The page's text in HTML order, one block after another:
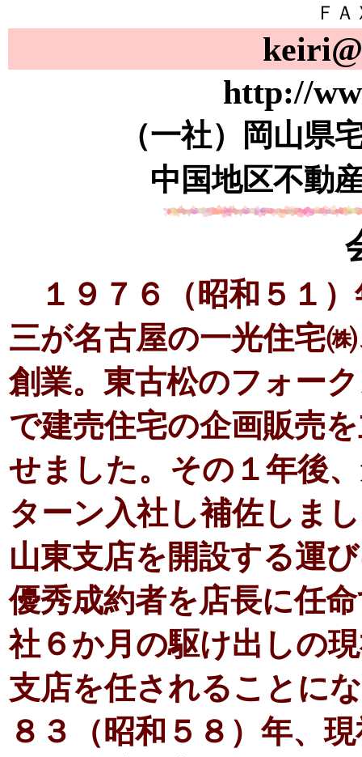
ＦＡ
http://
（一社）岡山県
中国地区不動
１９７６（昭和５１
三が名古屋の一光住宅
創業。東古松のフォー
で建売住宅の企画販売
せました。その１年後
ターン入社し補佐しま
山東支店を開設する運
優秀成約者を店長に任
社６か月の駆け出しの
支店を任されることに
８３（昭和５８）年、